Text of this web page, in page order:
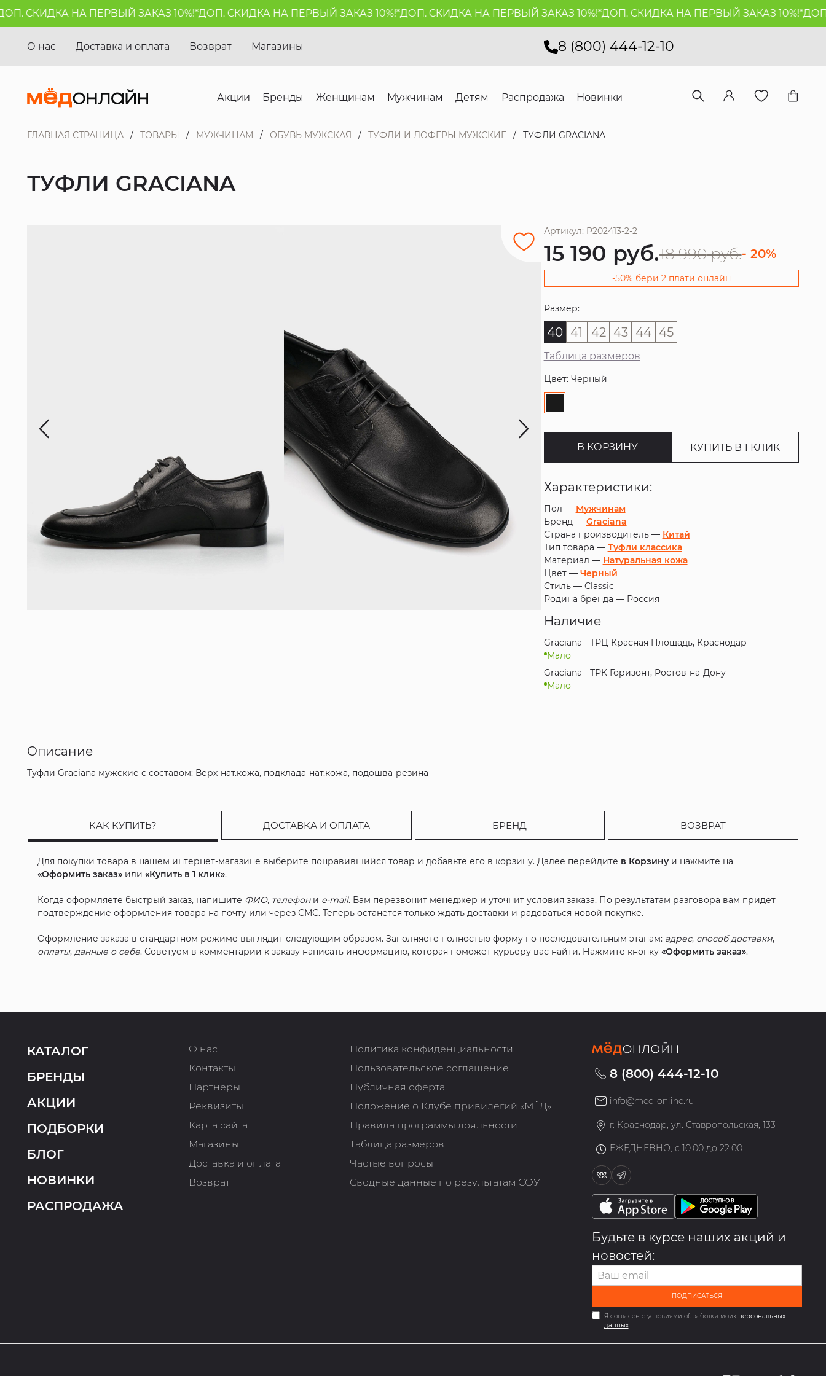
СКИДКА НА ПЕРВЫЙ ЗАКАЗ 10%!*ДОП. СКИДКА НА ПЕРВЫЙ ЗАКАЗ 10%!*ДОП. СКИДКА НА ПЕРВЫЙ ЗАКАЗ 10%!*ДОП. СКИДКА НА ПЕРВЫЙ ЗАКАЗ 10%!*ДОП.
8 (800) 444-12-10
О нас Доставка и оплата Возврат Магазины
Акции Бренды Женщинам Мужчинам Детям Распродажа Новинки
ГЛАВНАЯ СТРАНИЦА ТОВАРЫ МУЖЧИНАМ ОБУВЬ МУЖСКАЯ ТУФЛИ И ЛОФЕРЫ МУЖСКИЕ ТУФЛИ GRACIANA
ТУФЛИ GRACIANA
Артикул: P202413-2-2
15 190 руб.18 990 руб.- 20%
-50% бери 2 плати онлайн
Размер:
40 41 42 43 44 45
Таблица размеров
Цвет: Черный
В КОРЗИНУ КУПИТЬ В 1 КЛИК
Характеристики:
Пол — Мужчинам
Бренд — Graciana
Страна производитель — Китай
Тип товара — Туфли классика
Материал — Натуральная кожа
Цвет — Черный
Стиль — Classic
Родина бренда — Россия
Наличие
Graciana - ТРЦ Красная Площадь, Краснодар
Мало
Graciana - ТРК Горизонт, Ростов-на-Дону
Мало
Описание
Туфли Graciana мужские с составом: Верх-нат.кожа, подклада-нат.кожа, подошва-резина
КАК КУПИТЬ? ДОСТАВКА И ОПЛАТА БРЕНД ВОЗВРАТ
Для покупки товара в нашем интернет-магазине выберите понравившийся товар и добавьте его в корзину. Далее перейдите в Корзину и нажмите на
«Оформить заказ» или«Купить в 1 клик».
Когда оформляете быстрый заказ, напишите ФИО, телефони e-mail. Вам перезвонит менеджер и уточнит условия заказа. По результатам разговора вам придет
подтверждение оформления товара на почту или через СМС. Теперь останется только ждать доставки и радоваться новой покупке.
Оформление заказа в стандартном режиме выглядит следующим образом. Заполняете полностью форму по последовательным этапам: адрес, способ доставки,
оплаты,данные о себе. Советуем в комментарии к заказу написать информацию, которая поможет курьеру вас найти. Нажмите кнопку«Оформить заказ».
КАТАЛОГ
БРЕНДЫ
АКЦИИ
ПОДБОРКИ
БЛОГ
НОВИНКИ
РАСПРОДАЖА
О нас
Контакты
Партнеры
Реквизиты
Карта сайта
Магазины
Доставка и оплата
Возврат
Политика конфиденциальности
Пользовательское соглашение
Публичная оферта
Положение о Клубе привилегий «МЁД»
Правила программы лояльности
Таблица размеров
Частые вопросы
Сводные данные по результатам СОУТ
8 (800) 444-12-10
info@med-online.ru
г. Краснодар, ул. Ставропольская, 133
ЕЖЕДНЕВНО, с 10:00 до 22:00
Будьте в курсе наших акций и
новостей:
ПОДПИСАТЬСЯ
Я согласен с условиями обработки моих персональных
данных